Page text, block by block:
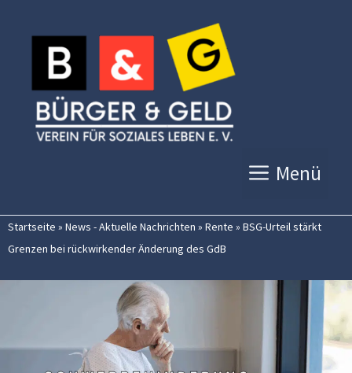
Inhalt
springen
Menü
Startseite » News - Aktuelle Nachrichten » Rente » BSG-Urteil stärkt
Grenzen bei rückwirkender Änderung des GdB